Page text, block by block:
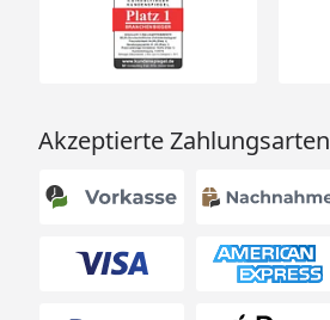
Akzeptierte Zahlungsarten